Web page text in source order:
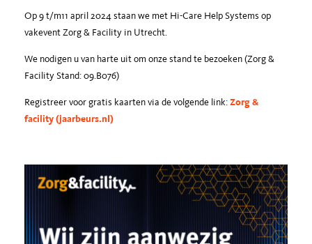
Op 9 t/m11 april 2024 staan we met Hi-Care Help Systems op
vakevent Zorg & Facility in Utrecht.
We nodigen u van harte uit om onze stand te bezoeken (Zorg &
Facility Stand: 09.B076)
Registreer voor gratis kaarten via de volgende link: Zorg &
facility (jaarbeurs.nl)